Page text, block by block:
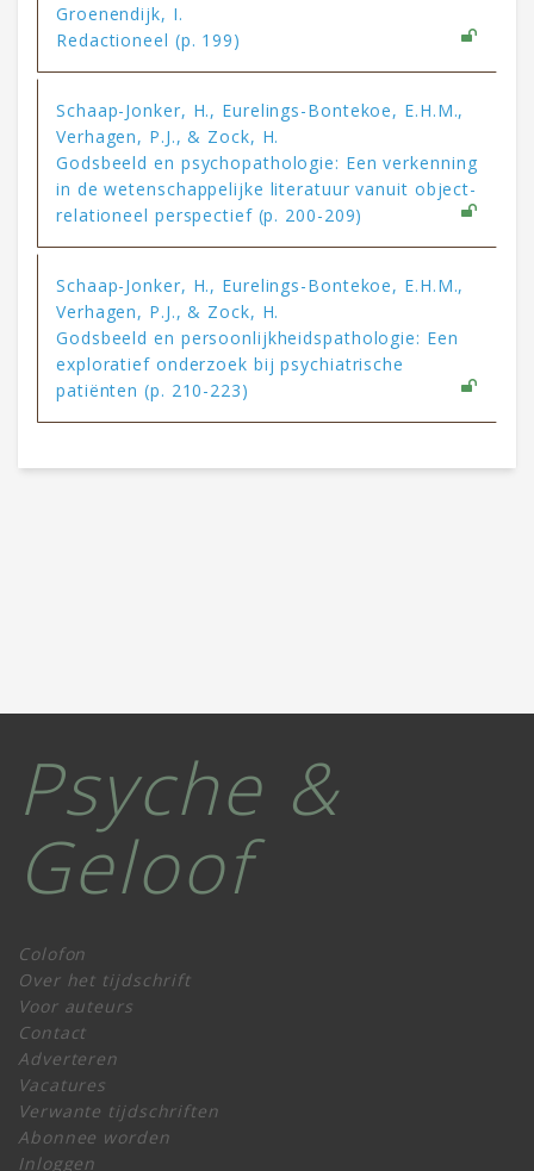
Groenendijk, I.
Redactioneel (p. 199)
Schaap-Jonker, H., Eurelings-Bontekoe, E.H.M.,
Verhagen, P.J., & Zock, H.
Godsbeeld en psychopathologie: Een verkenning
in de wetenschappelijke literatuur vanuit object-
relationeel perspectief (p. 200-209)
Schaap-Jonker, H., Eurelings-Bontekoe, E.H.M.,
Verhagen, P.J., & Zock, H.
Godsbeeld en persoonlijkheidspathologie: Een
exploratief onderzoek bij psychiatrische
patiënten (p. 210-223)
Psyche &
Geloof
Colofon
Over het tijdschrift
Voor auteurs
Contact
Adverteren
Vacatures
Verwante tijdschriften
Abonnee worden
Inloggen